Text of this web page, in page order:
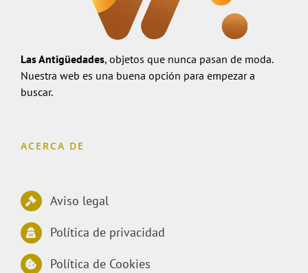
Las Antigüedades, objetos que nunca pasan de moda.
Nuestra web es una buena opción para empezar a
buscar.
ACERCA DE
Aviso legal
Política de privacidad
Política de Cookies